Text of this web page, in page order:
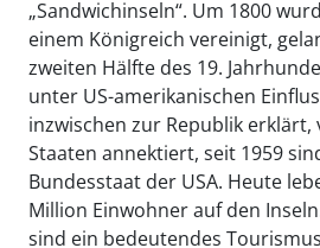
„Sandwichinseln“. Um 1800
einem Königreich vereinigt,
zweiten Hälfte des 19.
unter US-amerikanischen
inzwischen zur Republik
Staaten annektiert, seit 1959
Bundesstaat der USA. Heute
Million Einwohner auf den
sind ein bedeutendes